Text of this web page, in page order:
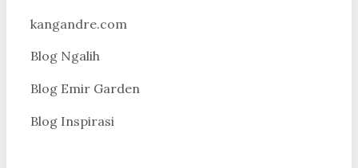
kangandre.com
Blog Ngalih
Blog Emir Garden
Blog Inspirasi